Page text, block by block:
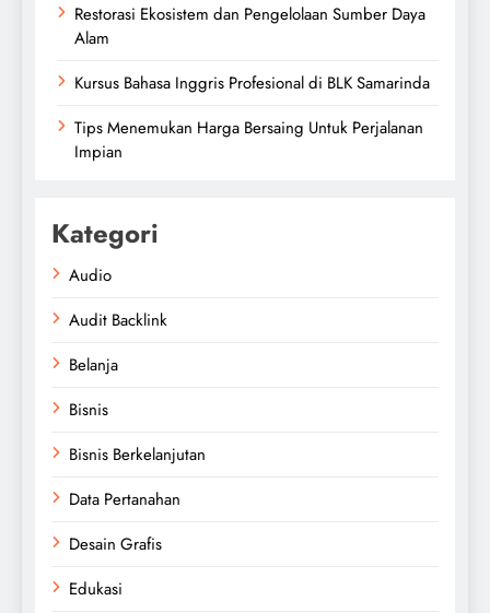
Restorasi Ekosistem dan Pengelolaan Sumber Daya
Alam
Kursus Bahasa Inggris Profesional di BLK Samarinda
Tips Menemukan Harga Bersaing Untuk Perjalanan
Impian
Kategori
Audio
Audit Backlink
Belanja
Bisnis
Bisnis Berkelanjutan
Data Pertanahan
Desain Grafis
Edukasi